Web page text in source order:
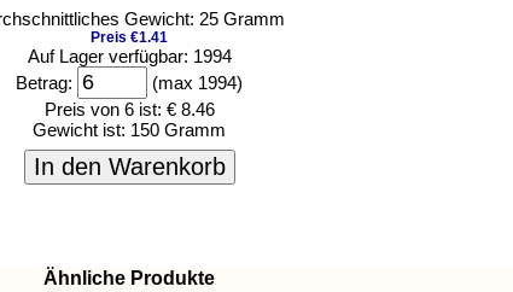
Gewicht: 25 Gramm
Preis €1.41
Auf Lager verfügbar: 1994
Betrag:
(max 1994)
Preis von 6 ist: € 8.46
Gewicht ist: 150 Gramm
In den Warenkorb
Ähnliche Produkte